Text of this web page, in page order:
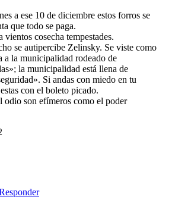
a ese 10 de diciembre estos forros se
que todo se paga.
vientos cosecha tempestades.
se autipercibe Zelinsky. Se viste como
a la municipalidad rodeado de
la municipalidad está llena de
Si andas con miedo en tu
con el boleto picado.
odio son efímeros como el poder